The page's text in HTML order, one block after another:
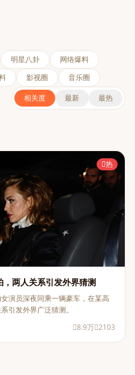
明星八卦
网络爆料
影视圈
音乐圈
相关度
最新 最热
热
两人关系引发外界猜测
演员深夜同乘一辆豪车，在某高
引发外界广泛猜测。
8.9万 2103